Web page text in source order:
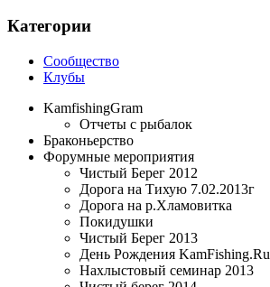
Категории
Сообщество
Клубы
KamfishingGram
Отчеты с рыбалок
Браконьерство
Форумные мероприятия
Чистый Берег 2012
Дорога на Тихую 7.02.2013г
Дорога на р.Хламовитка
Покидушки
Чистый Берег 2013
День Рождения KamFishing.Ru
Нахлыстовый семинар 2013